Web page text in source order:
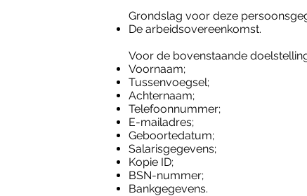
Grondslag voor deze
De arbeidsovereenkomst.
Voor de bovenstaande
Voornaam;
Tussenvoegsel;
Achternaam;
Telefoonnummer;
E-mailadres;
Geboortedatum;
Salarisgegevens;
Kopie ID;
BSN-nummer;
Bankgegevens.